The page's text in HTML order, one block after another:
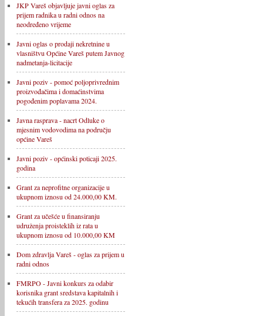
JKP Vareš objavljuje javni oglas za
prijem radnika u radni odnos na
neodređeno vrijeme
Javni oglas o prodaji nekretnine u
vlasništvu Općine Vareš putem Javnog
nadmetanja-licitacije
Javni poziv - pomoć poljoprivrednim
proizvođačima i domaćinstvima
pogođenim poplavama 2024.
Javna rasprava - nacrt Odluke o
mjesnim vodovodima na području
općine Vareš
Javni poziv - općinski poticaji 2025.
godina
Grant za neprofitne organizacije u
ukupnom iznosu od 24.000,00 KM.
Grant za učešće u finansiranju
udruženja proisteklih iz rata u
ukupnom iznosu od 10.000,00 KM
Dom zdravlja Vareš - oglas za prijem u
radni odnos
FMRPO - Javni konkurs za odabir
korisnika grant sredstava kapitalnih i
tekućih transfera za 2025. godinu